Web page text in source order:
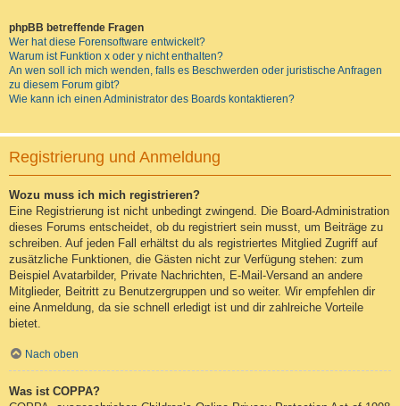
phpBB betreffende Fragen
Wer hat diese Forensoftware entwickelt?
Warum ist Funktion x oder y nicht enthalten?
An wen soll ich mich wenden, falls es Beschwerden oder juristische Anfragen
zu diesem Forum gibt?
Wie kann ich einen Administrator des Boards kontaktieren?
Registrierung und Anmeldung
Wozu muss ich mich registrieren?
Eine Registrierung ist nicht unbedingt zwingend. Die Board-Administration
dieses Forums entscheidet, ob du registriert sein musst, um Beiträge zu
schreiben. Auf jeden Fall erhältst du als registriertes Mitglied Zugriff auf
zusätzliche Funktionen, die Gästen nicht zur Verfügung stehen: zum
Beispiel Avatarbilder, Private Nachrichten, E-Mail-Versand an andere
Mitglieder, Beitritt zu Benutzergruppen und so weiter. Wir empfehlen dir
eine Anmeldung, da sie schnell erledigt ist und dir zahlreiche Vorteile
bietet.
Nach oben
Was ist COPPA?